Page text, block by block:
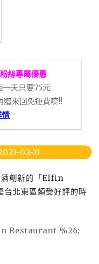
絲專屬優惠
一天只要75元
贈來回免運費唷!!
02-21
酒創新的「Elfin
北東區頗受好評的時